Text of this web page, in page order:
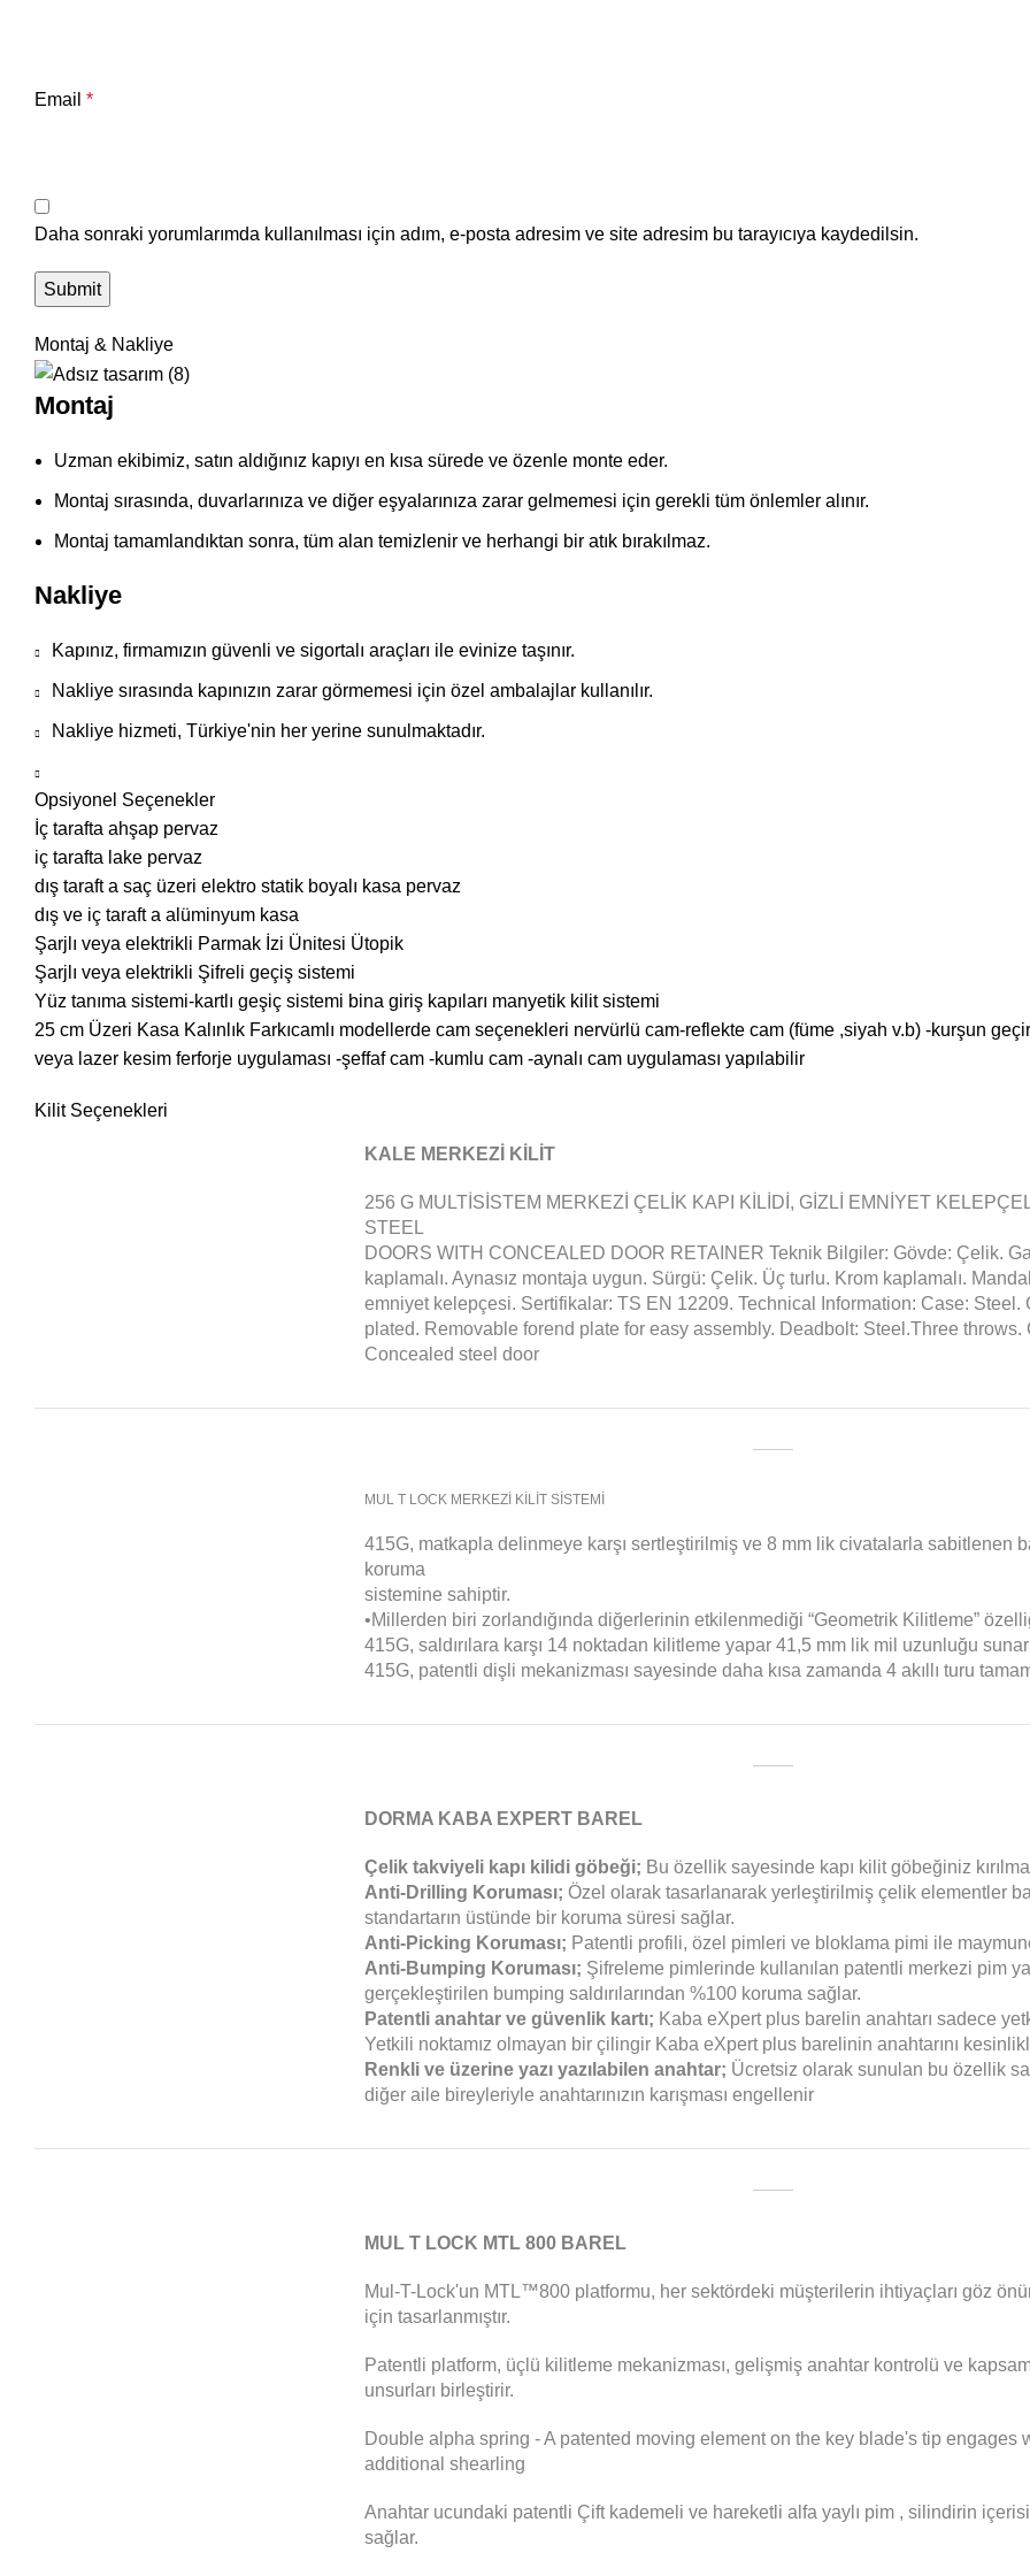
Email *
Daha sonraki yorumlarımda kullanılması için adım, e-posta adresim ve site adresim bu tarayıcıya kaydedilsin.
Montaj & Nakliye
Montaj
Uzman ekibimiz, satın aldığınız kapıyı en kısa sürede ve özenle monte eder.
Montaj sırasında, duvarlarınıza ve diğer eşyalarınıza zarar gelmemesi için gerekli tüm önlemler alınır.
Montaj tamamlandıktan sonra, tüm alan temizlenir ve herhangi bir atık bırakılmaz.
Nakliye
Kapınız, firmamızın güvenli ve sigortalı araçları ile evinize taşınır.
Nakliye sırasında kapınızın zarar görmemesi için özel ambalajlar kullanılır.
Nakliye hizmeti, Türkiye'nin her yerine sunulmaktadır.
Opsiyonel Seçenekler
İç tarafta ahşap pervaz
iç tarafta lake pervaz
dış taraft a saç üzeri elektro statik boyalı kasa pervaz
dış ve iç taraft a alüminyum kasa
Şarjlı veya elektrikli Parmak İzi Ünitesi Ütopik
Şarjlı veya elektrikli Şifreli geçiş sistemi
Yüz tanıma sistemi-kartlı geşiç sistemi bina giriş kapıları manyetik kilit sistemi
25 cm Üzeri Kasa Kalınlık Farkıcamlı modellerde cam seçenekleri nervürlü cam-reflekte cam (füme ,siyah v.b) -kurşun
veya lazer kesim ferforje uygulaması -şeffaf cam -kumlu cam -aynalı cam uygulaması yapılabilir
Kilit Seçenekleri
KALE MERKEZİ KİLİT
256 G MULTİSİSTEM MERKEZİ ÇELİK KAPI KİLİDİ, GİZLİ EMNİYET
STEEL
DOORS WITH CONCEALED DOOR RETAINER Teknik Bilgiler: Gövde: Çelik.
kaplamalı. Aynasız montaja uygun. Sürgü: Çelik. Üç turlu. Krom kaplamalı.
emniyet kelepçesi. Sertifikalar: TS EN 12209. Technical Information: Case:
plated. Removable forend plate for easy assembly. Deadbolt: Steel.Three
Concealed steel door
MUL T LOCK MERKEZİ KİLİT SİSTEMİ
415G, matkapla delinmeye karşı sertleştirilmiş ve 8 mm lik civatalarla sabitlenen
koruma
sistemine sahiptir.
•Millerden biri zorlandığında diğerlerinin etkilenmediği “Geometrik Kilitleme”
415G, saldırılara karşı 14 noktadan kilitleme yapar 41,5 mm lik mil uzunluğu sunar
415G, patentli dişli mekanizması sayesinde daha kısa zamanda 4 akıllı turu
DORMA KABA EXPERT BAREL
Çelik takviyeli kapı kilidi göbeği; Bu özellik sayesinde kapı kilit göbeğiniz
Anti-Drilling Koruması; Özel olarak tasarlanarak yerleştirilmiş çelik elementler
standartarın üstünde bir koruma süresi sağlar.
Anti-Picking Koruması; Patentli profili, özel pimleri ve bloklama pimi ile
Anti-Bumping Koruması; Şifreleme pimlerinde kullanılan patentli merkezi pim
gerçekleştirilen bumping saldırılarından %100 koruma sağlar.
Patentli anahtar ve güvenlik kartı; Kaba eXpert plus barelin anahtarı sadece
Yetkili noktamız olmayan bir çilingir Kaba eXpert plus barelinin anahtarını
Renkli ve üzerine yazı yazılabilen anahtar; Ücretsiz olarak sunulan bu özellik
diğer aile bireyleriyle anahtarınızın karışması engellenir
MUL T LOCK MTL 800 BAREL
Mul-T-Lock'un MTL™800 platformu, her sektördeki müşterilerin ihtiyaçları göz
için tasarlanmıştır.
Patentli platform, üçlü kilitleme mekanizması, gelişmiş anahtar kontrolü ve
unsurları birleştirir.
Double alpha spring - A patented moving element on the key blade's tip
additional shearling
Anahtar ucundaki patentli Çift kademeli ve hareketli alfa yaylı pim , silindirin
sağlar.